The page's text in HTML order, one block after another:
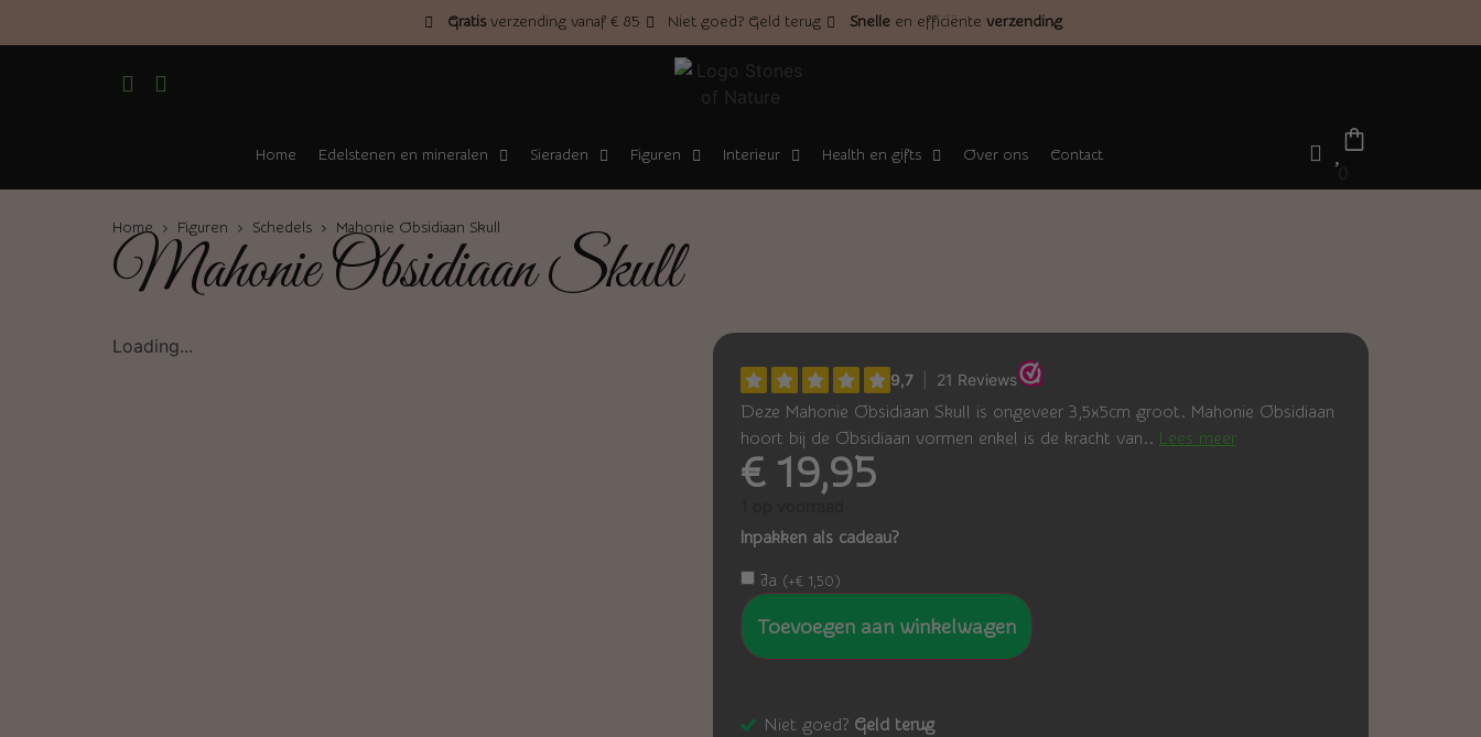
Gratisverzending vanaf € 85 Niet goed? Geld terug Snelleen efficiënte verzending
Home Edelstenen en mineralen Sieraden Figuren Interieur Health en gifts Over ons Contact
0
Home › Figuren › Schedels › Mahonie Obsidiaan Skull
Mahonie Obsidiaan Skull
Loading...
Deze Mahonie Obsidiaan Skull is ongeveer 3,5x5cm groot. Mahonie Obsidiaan
hoort bij de Obsidiaan vormen enkel is de kracht van.. Lees meer
€19,95
Inpakken als cadeau?
Ja (+€1,50 )
Toevoegen aan winkelwagen
Niet goed? Geld terug